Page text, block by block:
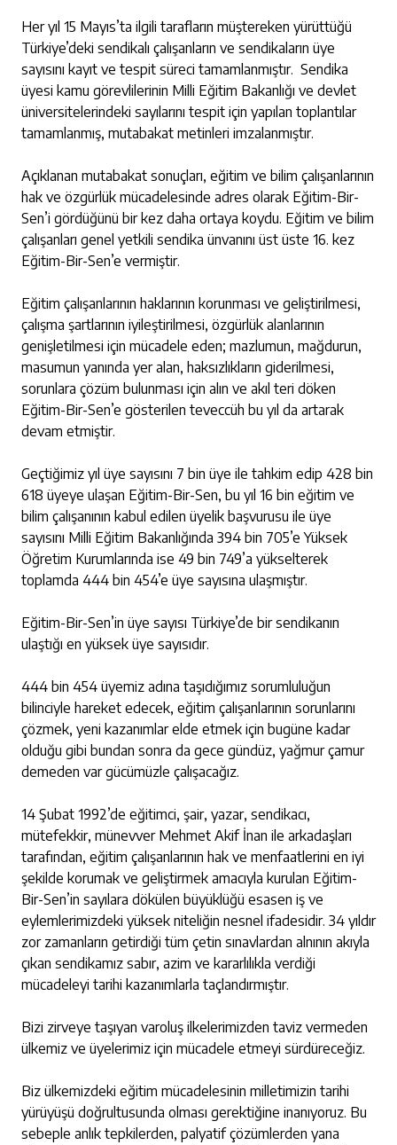
Her yıl 15 Mayıs’ta ilgili tarafların müştereken yürüttüğü
Türkiye’deki sendikalı çalışanların ve sendikaların üye
sayısını kayıt ve tespit süreci tamamlanmıştır. Sendika
üyesi kamu görevlilerinin Milli Eğitim Bakanlığı ve devlet
üniversitelerindeki sayılarını tespit için yapılan toplantılar
tamamlanmış, mutabakat metinleri imzalanmıştır.
Açıklanan mutabakat sonuçları, eğitim ve bilim çalışanlarının
hak ve özgürlük mücadelesinde adres olarak Eğitim-Bir-
Sen’i gördüğünü bir kez daha ortaya koydu. Eğitim ve bilim
çalışanları genel yetkili sendika ünvanını üst üste 16. kez
Eğitim-Bir-Sen’e vermiştir.
Eğitim çalışanlarının haklarının korunması ve geliştirilmesi,
çalışma şartlarının iyileştirilmesi, özgürlük alanlarının
genişletilmesi için mücadele eden; mazlumun, mağdurun,
masumun yanında yer alan, haksızlıkların giderilmesi,
sorunlara çözüm bulunması için alın ve akıl teri döken
Eğitim-Bir-Sen’e gösterilen teveccüh bu yıl da artarak
devam etmiştir.
Geçtiğimiz yıl üye sayısını 7 bin üye ile tahkim edip 428 bin
618 üyeye ulaşan Eğitim-Bir-Sen, bu yıl 16 bin eğitim ve
bilim çalışanının kabul edilen üyelik başvurusu ile üye
sayısını Milli Eğitim Bakanlığında 394 bin 705’e Yüksek
Öğretim Kurumlarında ise 49 bin 749’a yükselterek
toplamda 444 bin 454’e üye sayısına ulaşmıştır.
Eğitim-Bir-Sen’in üye sayısı Türkiye’de bir sendikanın
ulaştığı en yüksek üye sayısıdır.
444 bin 454 üyemiz adına taşıdığımız sorumluluğun
bilinciyle hareket edecek, eğitim çalışanlarının sorunlarını
çözmek, yeni kazanımlar elde etmek için bugüne kadar
olduğu gibi bundan sonra da gece gündüz, yağmur çamur
demeden var gücümüzle çalışacağız.
14 Şubat 1992’de eğitimci, şair, yazar, sendikacı,
mütefekkir, münevver Mehmet Akif İnan ile arkadaşları
tarafından, eğitim çalışanlarının hak ve menfaatlerini en iyi
şekilde korumak ve geliştirmek amacıyla kurulan Eğitim-
Bir-Sen’in sayılara dökülen büyüklüğü esasen iş ve
eylemlerimizdeki yüksek niteliğin nesnel ifadesidir. 34 yıldır
zor zamanların getirdiği tüm çetin sınavlardan alnının akıyla
çıkan sendikamız sabır, azim ve kararlılıkla verdiği
mücadeleyi tarihi kazanımlarla taçlandırmıştır.
Bizi zirveye taşıyan varoluş ilkelerimizden taviz vermeden
ülkemiz ve üyelerimiz için mücadele etmeyi sürdüreceğiz.
Biz ülkemizdeki eğitim mücadelesinin milletimizin tarihi
yürüyüşü doğrultusunda olması gerektiğine inanıyoruz. Bu
sebeple anlık tepkilerden, palyatif çözümlerden yana